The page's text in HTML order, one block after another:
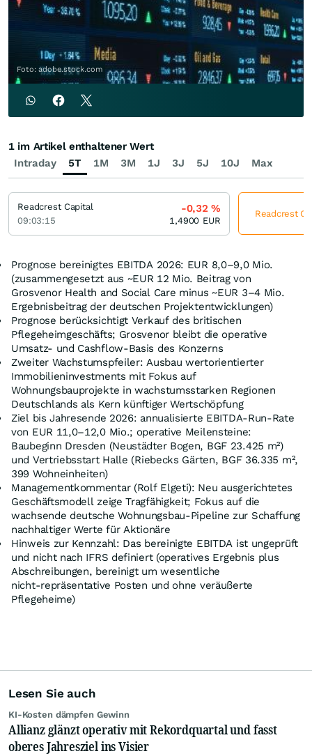
Foto: adobe.stock.com
Prognose bereinigtes EBITDA 2026: EUR 8,0–9,0 Mio.
(zusammengesetzt aus ~EUR 12 Mio. Beitrag von
Grosvenor Health and Social Care minus ~EUR 3–4 Mio.
Ergebnisbeitrag der deutschen Projektentwicklungen)
Prognose berücksichtigt Verkauf des britischen
Pflegeheimgeschäfts; Grosvenor bleibt die operative
Umsatz‑ und Cashflow‑Basis des Konzerns
Zweiter Wachstumspfeiler: Ausbau wertorientierter
Immobilieninvestments mit Fokus auf
Wohnungsbauprojekte in wachstumsstarken Regionen
Deutschlands als Kern künftiger Wertschöpfung
Ziel bis Jahresende 2026: annualisierte EBITDA‑Run‑Rate
von EUR 11,0–12,0 Mio.; operative Meilensteine:
Baubeginn Dresden (Neustädter Bogen, BGF 23.425 m²)
und Vertriebsstart Halle (Riebecks Gärten, BGF 36.335 m²,
399 Wohneinheiten)
Managementkommentar (Rolf Elgeti): Neu ausgerichtetes
Geschäftsmodell zeige Tragfähigkeit; Fokus auf die
wachsende deutsche Wohnungsbau‑Pipeline zur Schaffung
nachhaltiger Werte für Aktionäre
Hinweis zur Kennzahl: Das bereinigte EBITDA ist ungeprüft
und nicht nach IFRS definiert (operatives Ergebnis plus
Abschreibungen, bereinigt um wesentliche
nicht‑repräsentative Posten und ohne veräußerte
Pflegeheime)
Lesen Sie auch
KI-Kosten dämpfen Gewinn
Allianz glänzt operativ mit Rekordquartal und fasst
oberes Jahresziel ins Visier
Intraday 5T 1M 3M 1J 3J 5J 10J Max
1 im Artikel enthaltener Wert
Readcrest Capital
09:03:15
-0,32%
1,4900 EUR
Readcrest